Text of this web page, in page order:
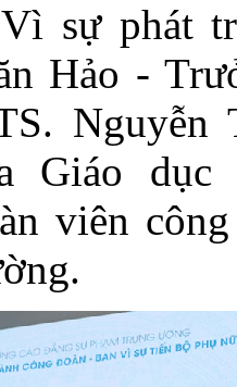
sự phát
Hảo -
Nguyễn
Giáo dục
viên